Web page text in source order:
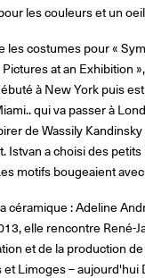
les couleurs et un
les costumes pour «
at an Exhibition
à New York puis
qui va passer à
de Wassily
Istvan a choisi des
motifs bougeaient
céramique : Adeline
elle rencontre René-
et de la production de
Limoges – aujourd'hui